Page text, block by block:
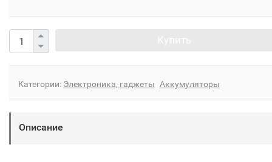
Категории: Электроника, гаджеты Аккумуляторы
Описание